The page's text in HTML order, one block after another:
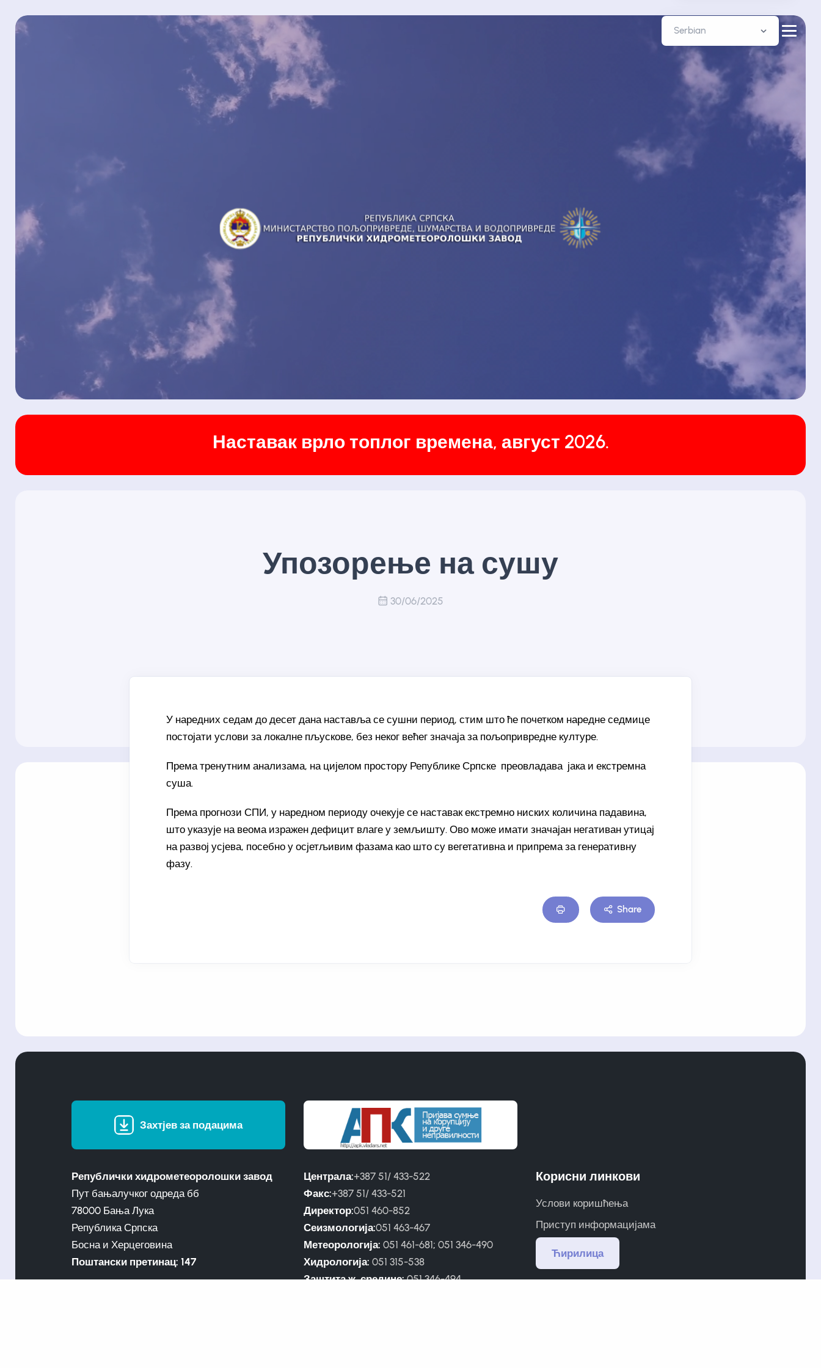
Наставак врло топлог времена, август 2026.
Упозорење на сушу
30/06/2025
У наредних седам до десет дана наставља се сушни период, стим што ће почетком наредне седмице
постојати услови за локалне пљускове, без неког већег значаја за пољопривредне културе.
Према тренутним анализама, на цијелом простору Републике Српске преовладава јака и екстремна
суша.
Према прогнози СПИ, у наредном периоду очекује се наставак екстремно ниских количина падавина,
што указује на веома изражен дефицит влаге у земљишту. Ово може имати значајан негативан утицај
на развој усјева, посебно у осјетљивим фазама као што су вегетативна и припрема за генеративну
фазу.
Share
Захтјев за подацима
Републички хидрометеоролошки завод
Пут бањалучког одреда бб
78000 Бања Лука
Република Српска
Босна и Херцеговина
Поштански претинац: 147
Централа:+387 51/ 433-522
Факс:+387 51/ 433-521
Директор:051 460-852
Сеизмологија:051 463-467
Метеорологија: 051 461-681; 051 346-490
Хидрологија: 051 315-538
Заштита ж. средине: 051 346-494
Корисни линкови
Услови коришћења
Приступ информацијама
Ћирилица